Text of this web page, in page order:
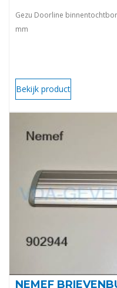
Gezu Doorline
mm
Bekijk product
NEMEF